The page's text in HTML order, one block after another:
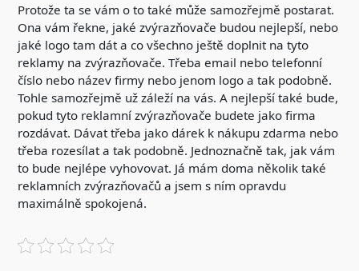
Protože ta se vám o to také může samozřejmě postarat.
Ona vám řekne, jaké zvýrazňovače budou nejlepší, nebo
jaké logo tam dát a co všechno ještě doplnit na tyto
reklamy na zvýrazňovače. Třeba email nebo telefonní
číslo nebo název firmy nebo jenom logo a tak podobně.
Tohle samozřejmě už záleží na vás. A nejlepší také bude,
pokud tyto reklamní zvýrazňovače budete jako firma
rozdávat. Dávat třeba jako dárek k nákupu zdarma nebo
třeba rozesílat a tak podobně. Jednoznačně tak, jak vám
to bude nejlépe vyhovovat. Já mám doma několik také
reklamních zvýrazňovačů a jsem s ním opravdu
maximálně spokojená.